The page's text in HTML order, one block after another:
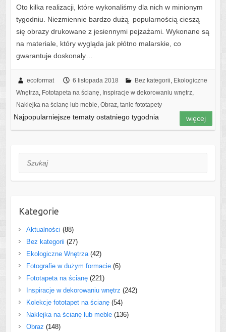
Oto kilka realizacji, które wykonaliśmy dla nich w minionym
tygodniu. Niezmiennie bardzo dużą popularnością cieszą
się obrazy drukowane z jesiennymi pejzażami. Wykonane są
na materiale, który wygląda jak płótno malarskie, co
gwarantuje doskonały…
ecoformat 6 listopada 2018 Bez kategorii, Ekologiczne
Wnętrza, Fototapeta na ścianę, Inspiracje w dekorowaniu wnętrz,
Naklejka na ścianę lub meble, Obraz, tanie fototapety
Najpopularniejsze tematy ostatniego tygodnia więcej
Szukaj
Kategorie
Aktualności (88)
Bez kategorii (27)
Ekologiczne Wnętrza(42)
Fotografie w dużym formacie(6)
Fototapeta na ścianę(221)
Inspiracje w dekorowaniu wnętrz (242)
Kolekcje fototapet na ścianę(54)
Naklejka na ścianę lub meble(136)
Obraz (148)